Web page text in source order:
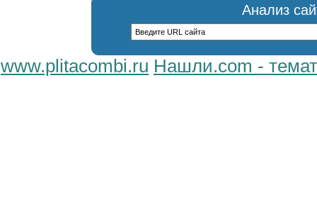
Анализ
www.plitacombi.ru Нашли.com -